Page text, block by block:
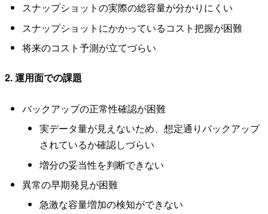
スナップショットの実際の総容量が分かりにくい
スナップショットにかかっているコスト把握が困難
将来のコスト予測が立てづらい
2. 運用面での課題
バックアップの正常性確認が困難
実データ量が見えないため、想定通りバックアップ
されているか確認しづらい
増分の妥当性を判断できない
異常の早期発見が困難
急激な容量増加の検知ができない